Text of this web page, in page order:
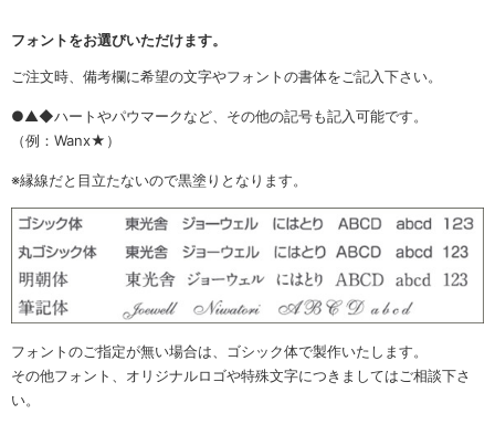
フォントをお選びいただけます。
ご注文時、備考欄に希望の文字やフォントの書体をご記入下さい。
●▲◆ハートやパウマークなど、その他の記号も記入可能です。
（例：Wanx★）
※縁線だと目立たないので黒塗りとなります。
フォントのご指定が無い場合は、ゴシック体で製作いたします。
その他フォント、オリジナルロゴや特殊文字につきましてはご相談下さ
い。